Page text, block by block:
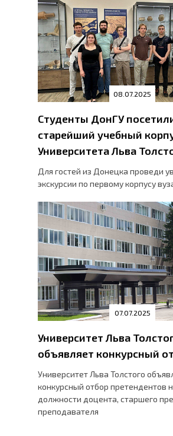
08.07.2025
Студенты ДонГУ
старейший учебный
Университета Льва
Для гостей из Донецка проведи
экскурсии по первому корпусу
07.07.2025
Университет Льва
объявляет конкурсный
Университет Льва Толстого
конкурсный отбор претендентов
должности доцента, старшего
преподавателя